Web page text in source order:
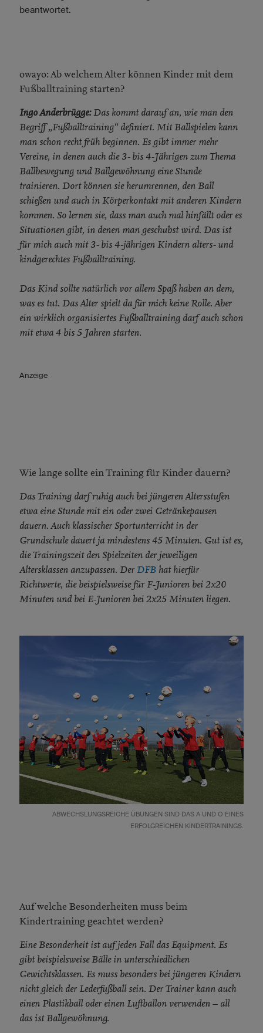
beantwortet.
owayo: Ab welchem Alter können Kinder mit dem
Fußballtraining starten?
Ingo Anderbrügge:Das kommt darauf an, wie man den
Begriff „Fußballtraining“ definiert. Mit Ballspielen kann
man schon recht früh beginnen. Es gibt immer mehr
Vereine, in denen auch die 3- bis 4-Jährigen zum Thema
Ballbewegung und Ballgewöhnung eine Stunde
trainieren. Dort können sie herumrennen, den Ball
schießen und auch in Körperkontakt mit anderen Kindern
kommen. So lernen sie, dass man auch mal hinfällt oder es
Situationen gibt, in denen man geschubst wird. Das ist
für mich auch mit 3- bis 4-jährigen Kindern alters- und
kindgerechtes Fußballtraining.
Das Kind sollte natürlich vor allem Spaß haben an dem,
was es tut. Das Alter spielt da für mich keine Rolle. Aber
ein wirklich organisiertes Fußballtraining darf auch schon
mit etwa 4 bis 5 Jahren starten.
Anzeige
Wie lange sollte ein Training für Kinder dauern?
Das Training darf ruhig auch bei jüngeren Altersstufen
etwa eine Stunde mit ein oder zwei Getränkepausen
dauern. Auch klassischer Sportunterricht in der
Grundschule dauert ja mindestens 45 Minuten. Gut ist es,
die Trainingszeit den Spielzeiten der jeweiligen
Altersklassen anzupassen. Der DFB hat hierfür
Richtwerte, die beispielsweise für F-Junioren bei 2x20
Minuten und bei E-Junioren bei 2x25 Minuten liegen.
ABWECHSLUNGSREICHE ÜBUNGEN SIND DAS A UND O EINES
ERFOLGREICHEN KINDERTRAININGS.
Auf welche Besonderheiten muss beim
Kindertraining geachtet werden?
Eine Besonderheit ist auf jeden Fall das Equipment. Es
gibt beispielsweise Bälle in unterschiedlichen
Gewichtsklassen. Es muss besonders bei jüngeren Kindern
nicht gleich der Lederfußball sein. Der Trainer kann auch
einen Plastikball oder einen Luftballon verwenden – all
das ist Ballgewöhnung.